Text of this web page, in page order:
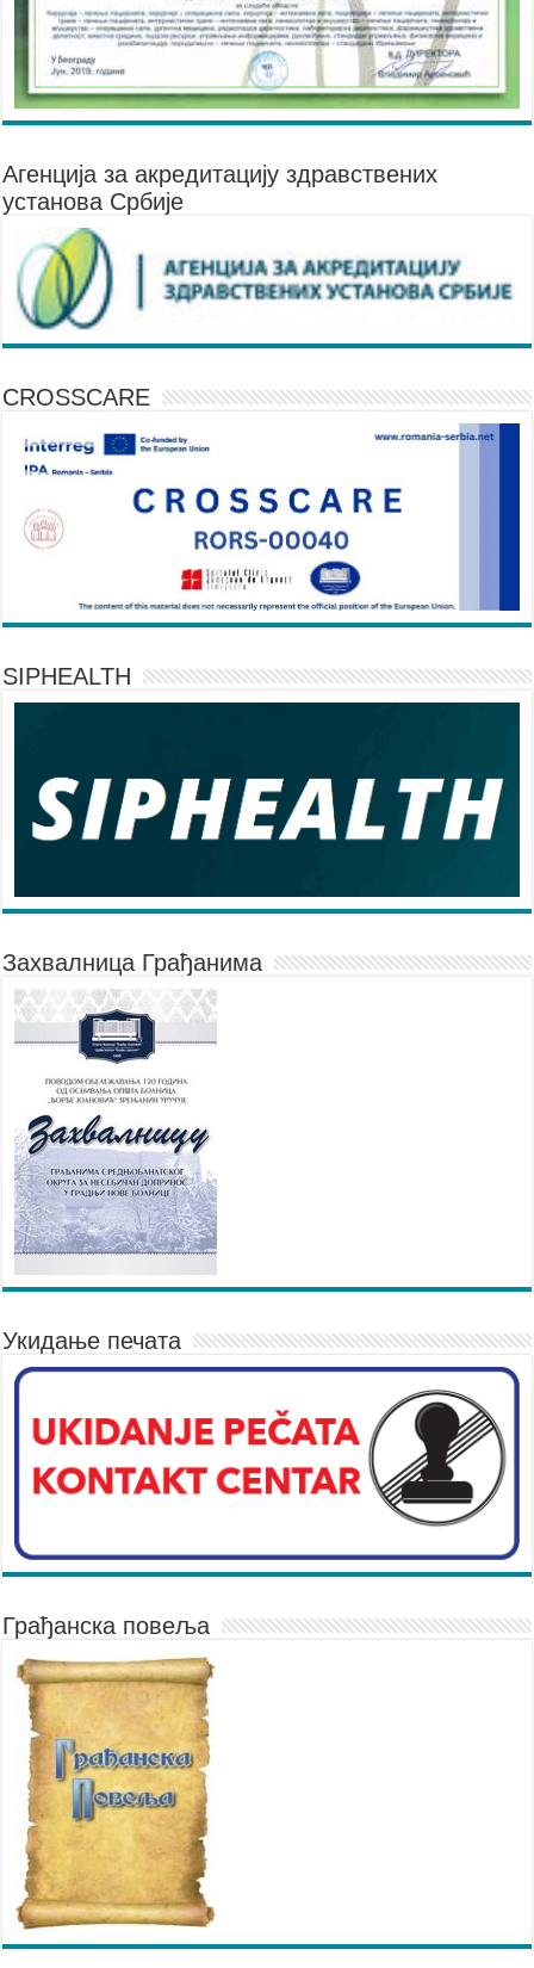
Агенцијa за акредитацију здравствених
установа Србије
CROSSCARE
SIPHEALTH
Захвалница Грађанима
Укидање печата
Грађанска повеља